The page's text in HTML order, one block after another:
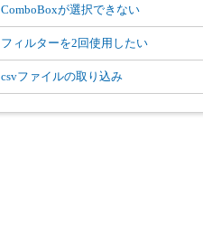
ComboBoxが選択できない
フィルターを2回使用したい
csvファイルの取り込み